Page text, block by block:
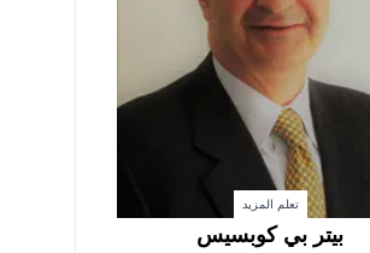
تعلم المزيد
بيتر بي كوبسيس